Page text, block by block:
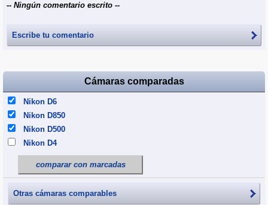
-- Ningún comentario escrito --
Escribe tu comentario
Cámaras comparadas
Nikon D6
Nikon D850
Nikon D500
Nikon D4
comparar con marcadas
Otras cámaras comparables